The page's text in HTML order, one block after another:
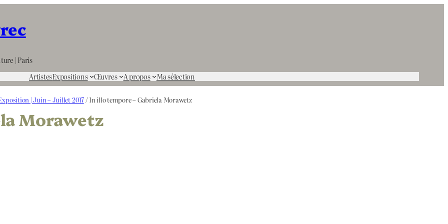
| Paris
ArtistesExpositions Œuvres A propos Ma sélection
| Juin – Juillet 2017/ In illo tempore – Gabriela Morawetz
Morawetz